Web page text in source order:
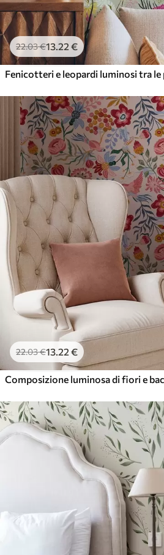
22.03€13.22 €
22.03€13.22 €